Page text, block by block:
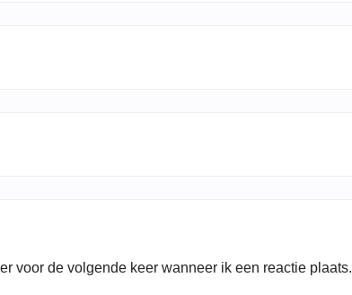
voor de volgende keer wanneer ik een reactie plaats.